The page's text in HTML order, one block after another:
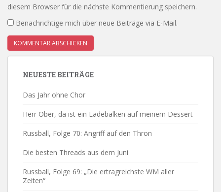
diesem Browser für die nächste Kommentierung speichern.
Benachrichtige mich über neue Beiträge via E-Mail.
NEUESTE BEITRÄGE
Das Jahr ohne Chor
Herr Ober, da ist ein Ladebalken auf meinem Dessert
Russball, Folge 70: Angriff auf den Thron
Die besten Threads aus dem Juni
Russball, Folge 69: „Die ertragreichste WM aller
Zeiten“